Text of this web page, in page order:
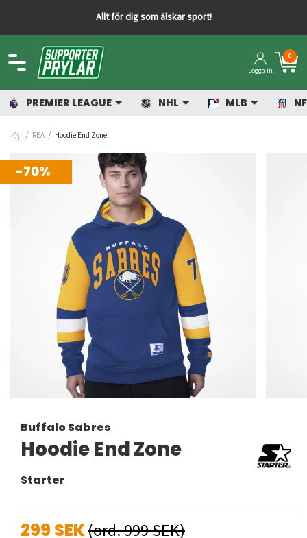
Allt för dig som älskar sport!
Logga in
0
PREMIER LEAGUE NHL MLB
REA Hoodie End Zone
-70%
Buffalo Sabres
Hoodie End Zone
Starter
299 SEK(ord. 999 SEK)